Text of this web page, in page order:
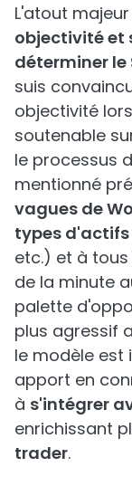
L'atout
objectivité et
déterminer le
suis
objectivité
soutenable
le processus
mentionné
vagues de
types d'actifs
etc.) et à
de la minute
palette
plus agressif
le modèle est
apport en
à s'intégrer
enrichissant
trader.